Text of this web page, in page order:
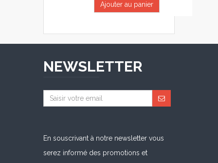
Ajouter au panier
NEWSLETTER
En souscrivant à notre newsletter vous
serez informé des promotions et